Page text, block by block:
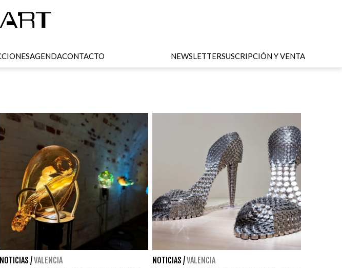
AGENDACONTACTO NEWSLETTERSUSCRIPCIÓN Y VENTA
NOTICIAS /VALENCIA NOTICIAS /VALENCIA